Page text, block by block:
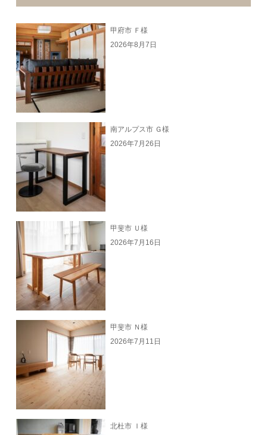
甲府市 Ｆ様
2026年8月7日
南アルプス市 Ｇ様
2026年7月26日
甲斐市 Ｕ様
2026年7月16日
甲斐市 Ｎ様
2026年7月11日
北杜市 Ｉ様